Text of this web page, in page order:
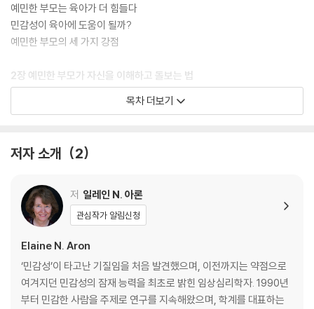
인 사람과 예민한 부모의 육아 경험은 분명 다르다고 말한다. 그들은 육아
의 모든 순간에 남들보다 더 많이 울고, 웃고, 힘들어하고, 행복해한다. ‘내
가 너무 예민한 건 아닐까?’ ‘나는 좋은 부모일까?’ ‘잘 하고 있는 게 맞나?’
다. 당신에겐 훌륭한 부모가 될 자질이 있다고.
예민한 부모는 육아가 더 힘들다
민감성이 육아에 도움이 될까?
예민한 부모의 세 가지 강점
2장 예민한 부모가 자신을 이해하고 돌보는 법
예민한 부모는 쉽게 방전된다
육아 스트레스로 번아웃이 찾아올 때
민감할수록 마음의 힘을 길러야 한다
3장 예민한 부모는 어떤 도움이 필요할까?
독박 육아가 부모와 아이에게 미치는 영향
육아와 가사에서 도우미의 역할은 크다
육아가 버거울 때 필요한 기술
아이의 연령에 맞게 도움을 받는 법
지나친 공감은 도움이 안 된다
목차 더보기
저자 소개 2
저 일레인 N. 아론
관심작가 알림신청
Elaine N. Aron
‘민감성’이 타고난 기질임을 처음 발견했으며, 이전까지는 약점으로
여겨지던 민감성의 잠재 능력을 최초로 밝힌 임상심리학자. 1990년
부터 민감한 사람을 주제로 연구를 지속해왔으며, 학계를 대표하는